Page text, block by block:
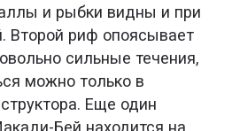
и рыбки видны и при
Второй риф опоясывает
сильные течения,
можно только в
Еще один
Бей находится на